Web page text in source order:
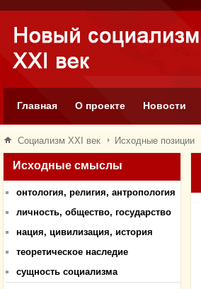
Главная О проекте Новости
Социализм XXI век Исходные позиции
Исходные смыслы
онтология, религия, антропология
личность, общество, государство
нация, цивилизация, история
теоретическое наследие
сущность социализма